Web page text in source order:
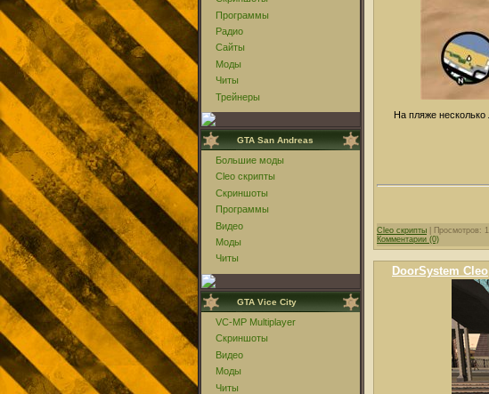
Программы
Радио
Сайты
Моды
Читы
Трейнеры
GTA San Andreas
Большие моды
Cleo скрипты
Скриншоты
Программы
Видео
Моды
Читы
GTA Vice City
VC-MP Multiplayer
Скриншоты
Видео
Моды
Читы
На пляже несколько
Cleo скрипты | Просмотров:
Комментарии (0)
DoorSystem Cleo